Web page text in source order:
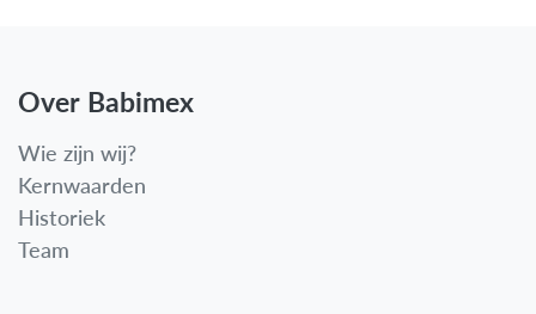
Over Babimex
Wie zijn wij?
Kernwaarden
Historiek
Team